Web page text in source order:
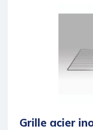
Grille acier